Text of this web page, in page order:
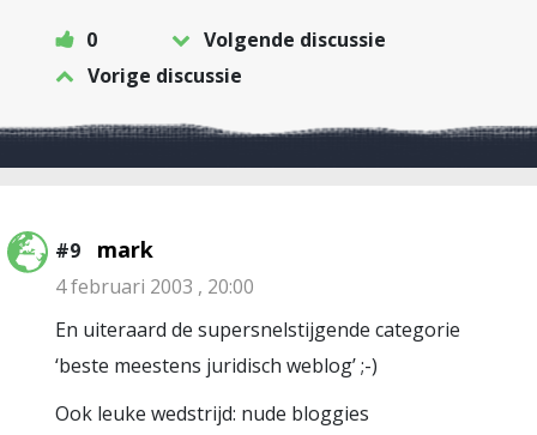
0
Volgende discussie
Vorige discussie
#9 mark
4 februari 2003 , 20:00
En uiteraard de supersnelstijgende categorie
‘beste meestens juridisch weblog’ ;-)
Ook leuke wedstrijd: nude bloggies